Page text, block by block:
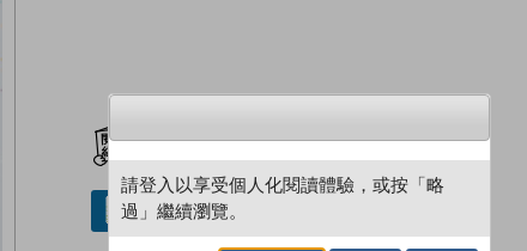
借閱實體書
請登入以享受個人化閱讀體驗，或按「略
過」繼續瀏覽。